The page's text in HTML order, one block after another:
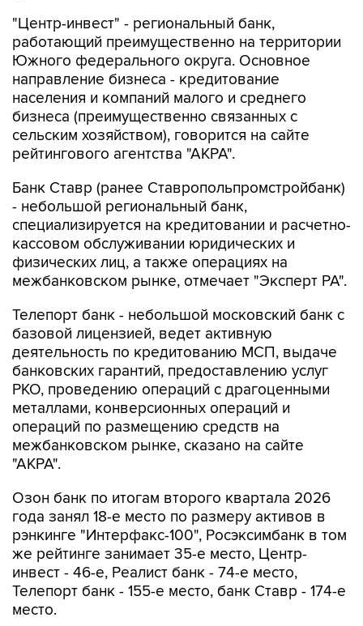
"Центр-инвест" - региональный банк,
работающий преимущественно на территории
Южного федерального округа. Основное
направление бизнеса - кредитование
населения и компаний малого и среднего
бизнеса (преимущественно связанных с
сельским хозяйством), говорится на сайте
рейтингового агентства "АКРА".
Банк Ставр (ранее Ставропольпромстройбанк)
- небольшой региональный банк,
специализируется на кредитовании и расчетно-
кассовом обслуживании юридических и
физических лиц, а также операциях на
межбанковском рынке, отмечает "Эксперт РА".
Телепорт банк - небольшой московский банк с
базовой лицензией, ведет активную
деятельность по кредитованию МСП, выдаче
банковских гарантий, предоставлению услуг
РКО, проведению операций с драгоценными
металлами, конверсионных операций и
операций по размещению средств на
межбанковском рынке, сказано на сайте
"АКРА".
Озон банк по итогам второго квартала 2026
года занял 18-е место по размеру активов в
рэнкинге "Интерфакс-100", Росэксимбанк в том
же рейтинге занимает 35-е место, Центр-
инвест - 46-е, Реалист банк - 74-е место,
Телепорт банк - 155-е место, банк Ставр - 174-е
место.